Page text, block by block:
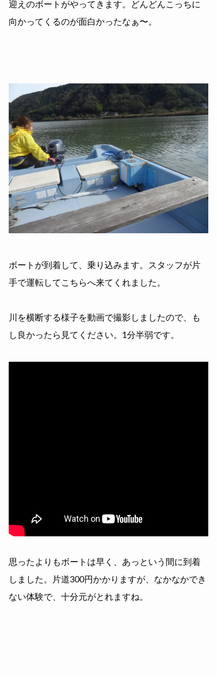
迎えのボートがやってきます。どんどんこっちに
向かってくるのが面白かったなぁ〜。
ボートが到着して、乗り込みます。スタッフが片
手で運転してこちらへ来てくれました。
川を横断する様子を動画で撮影しましたので、も
し良かったら見てください。1分半弱です。
思ったよりもボートは早く、あっという間に到着
しました。片道300円かかりますが、なかなかでき
ない体験で、十分元がとれますね。